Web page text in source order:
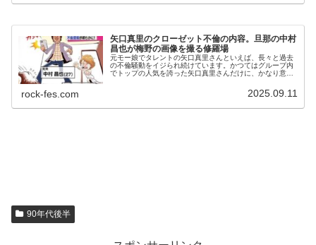
矢口真里のクローゼット不倫の内容。旦那の中村
昌也が梅野の画像を撮る修羅場
元モー娘でタレントの矢口真里さんといえば、長々と過去
の不倫騒動をイジられ続けています。かつてはグループ内
でトップの人気を誇った矢口真里さんだけに、かなり意外
rock-fes.com 2025.09.11
90年代後半